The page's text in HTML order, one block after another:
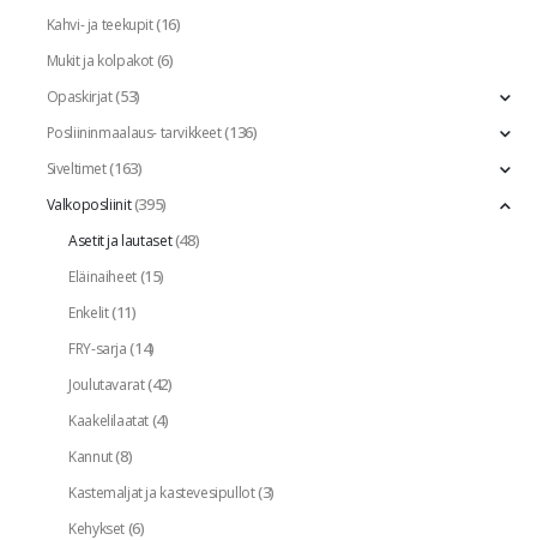
Kahvi- ja teekupit(16)
Mukit ja kolpakot(6)
Opaskirjat(53)
Posliininmaalaus- tarvikkeet(136)
Siveltimet(163)
Valkoposliinit(395)
Asetit ja lautaset(48)
Eläinaiheet(15)
Enkelit(11)
FRY-sarja(14)
Joulutavarat(42)
Kaakelilaatat(4)
Kannut(8)
Kastemaljat ja kastevesipullot(3)
Kehykset(6)